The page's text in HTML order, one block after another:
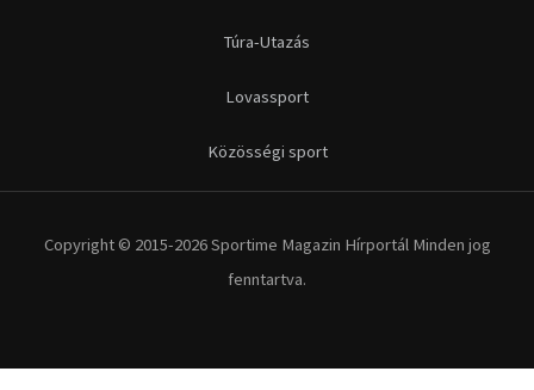
Túra-Utazás
Lovassport
Közösségi sport
Copyright © 2015-2026 Sportime Magazin Hírportál Minden jog
fenntartva.